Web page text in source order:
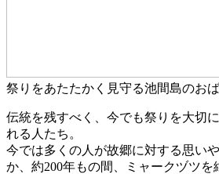
祭りをあたたかく見守る池間島のお
伝統を残すべく、今でも祭りを大切
れる人たち。
今では多くの人が故郷に対する思い
か、約200年もの間、ミャークヅツを